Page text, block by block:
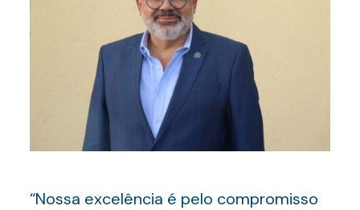
“Nossa excelência é pelo compromisso